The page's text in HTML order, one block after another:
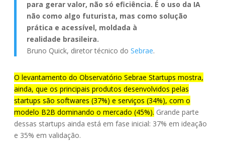
para gerar valor, não só eficiência. É o uso da IA
não como algo futurista, mas como solução
prática e acessível, moldada à
realidade brasileira.
Bruno Quick, diretor técnico do Sebrae.
O levantamento do Observatório Sebrae Startups mostra,
ainda, que os principais produtos desenvolvidos pelas
startups são softwares (37%) e serviços (34%), com o
modelo B2B dominando o mercado (45%). Grande parte
dessas startups ainda está em fase inicial: 37% em ideação
e 35% em validação.